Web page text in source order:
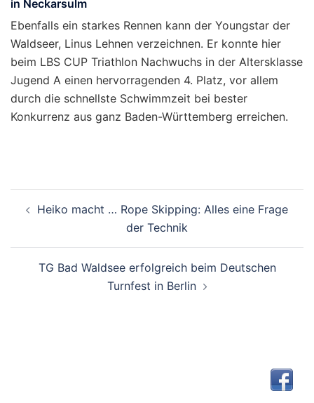
in Neckarsulm
Ebenfalls ein starkes Rennen kann der Youngstar der
Waldseer, Linus Lehnen verzeichnen. Er konnte hier
beim LBS CUP Triathlon Nachwuchs in der Altersklasse
Jugend A einen hervorragenden 4. Platz, vor allem
durch die schnellste Schwimmzeit bei bester
Konkurrenz aus ganz Baden-Württemberg erreichen.
Heiko macht … Rope Skipping: Alles eine Frage
der Technik
TG Bad Waldsee erfolgreich beim Deutschen
Turnfest in Berlin